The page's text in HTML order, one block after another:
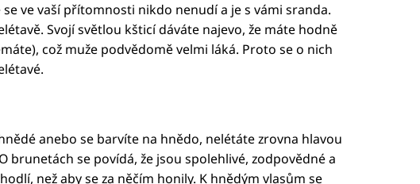
ve vaší přítomnosti nikdo nenudí a je s vámi sranda.
Svojí světlou kšticí dáváte najevo, že máte hodně
což muže podvědomě velmi láká. Proto se o nich
anebo se barvíte na hnědo, nelétáte zrovna hlavou
brunetách se povídá, že jsou spolehlivé, zodpovědné a
než aby se za něčím honily. K hnědým vlasům se